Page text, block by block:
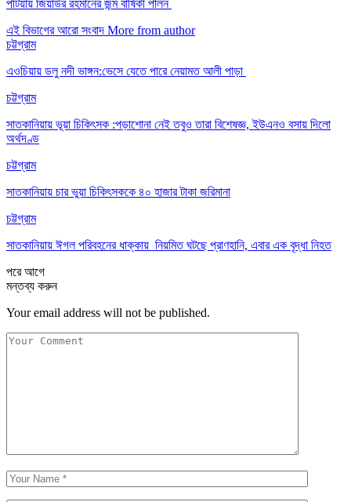
পটিয়ায় জিয়াউর রহমানের জন্ম বার্ষিকী পালন
এই বিভাগের আরো সংবাদ More from author
চট্টগ্রাম
এওচিয়ায় ডলু নদী ভাঙ্গন:ভেসে যেতে পারে নেয়ামত আলী পাড়া
চট্টগ্রাম
সাতকানিয়ায় ভূয়া চিকিৎসক :পড়াশোনা নেই তবুও তারা বিশেষজ্ঞ, ইউএনও বসায় দিলো
অর্থদণ্ড
চট্টগ্রাম
সাতকানিয়ায় চার ভুয়া চিকিৎসককে ৪০ হাজার টাকা জরিমানা
চট্টগ্রাম
সাতকানিয়ায় ঈগল পরিবহনের ধাক্কায় নিয়মিত ঘটছে প্রাণহানি, এবার এক বৃদ্ধা নিহত
পরেআগে
মন্তব্য করুন
Your email address will not be published.